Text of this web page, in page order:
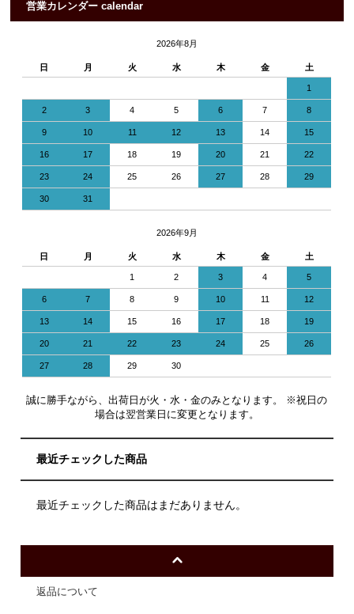
営業カレンダー calendar
2026年8月
日 月 火 水 木 金 土
1
2 3 4 5 6 7 8
9 10 11 12 13 14 15
16 17 18 19 20 21 22
23 24 25 26 27 28 29
30 31
2026年9月
日 月 火 水 木 金 土
1 2 3 4 5
6 7 8 9 10 11 12
13 14 15 16 17 18 19
20 21 22 23 24 25 26
27 28 29 30
誠に勝手ながら、出荷日が火・水・金のみとなります。 ※祝日の
場合は翌営業日に変更となります。
最近チェックした商品
最近チェックした商品はまだありません。
返品について